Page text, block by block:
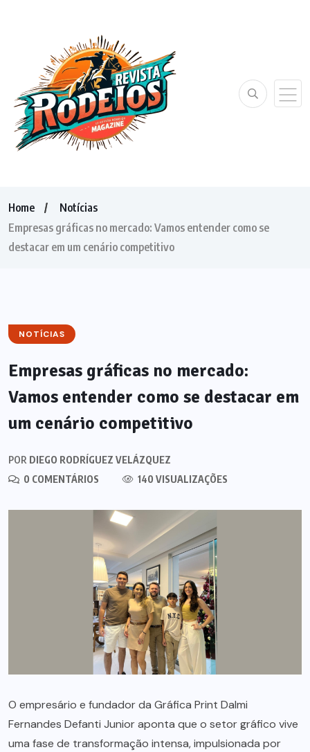
Home
Notícias
Empresas gráficas no mercado: Vamos entender como se
destacar em um cenário competitivo
NOTÍCIAS
Empresas gráficas no mercado:
Vamos entender como se destacar em
um cenário competitivo
POR DIEGO RODRÍGUEZ VELÁZQUEZ
0 COMENTÁRIOS
140 VISUALIZAÇÕES
O empresário e fundador da Gráfica Print Dalmi
Fernandes Defanti Junior aponta que o setor gráfico vive
uma fase de transformação intensa, impulsionada por